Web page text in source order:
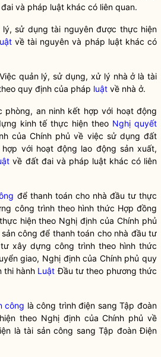
và pháp luật khác có liên quan.
lý, sử dụng tài nguyên được thực hiện
về tài nguyên và pháp luậtkhác có
quản lý, sử dụng, xử lý nhà ở làtài
quy định của pháp luật về nhà ở.
an ninh kết hợp với hoạt động
kinh tế thực hiện theo Nghị quyết
của Chính phủ về việc sử dụng đất
với hoạt động lao động sản xuất,
về đất đai và pháp luậtkhác có liên
để thanh toán cho nhà đầu tư thực
công trình theo hình thức Hợp đồng
hiện theo Nghị định của Chính phủ
công để thanh toán cho nhà đầu tư
xây dựng công trình theo hình thức
giao, Nghị định của Chính phủ quy
thi hành Luật Đầu tư theo phương thức
công là công trình điện sang Tập đoàn
theo Nghị định của Chính phủ về
là tài sản công sang Tập đoàn Điện